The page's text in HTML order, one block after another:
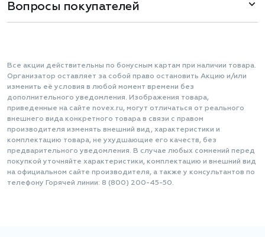
Вопросы покупателей
Все акции действительны по бонусным картам при наличии товара.
Организатор оставляет за собой право остановить Акцию и/или
изменить её условия в любой момент времени без
дополнительного уведомления. Изображения товара,
приведенные на сайте novex.ru, могут отличаться от реального
внешнего вида конкретного товара в связи с правом
производителя изменять внешний вид, характеристики и
комплектацию товара, не ухудшающие его качеств, без
предварительного уведомления. В случае любых сомнений перед
покупкой уточняйте характеристики, комплектацию и внешний вид
на официальном сайте производителя, а также у консультантов по
телефону Горячей линии: 8 (800) 200-45-50.